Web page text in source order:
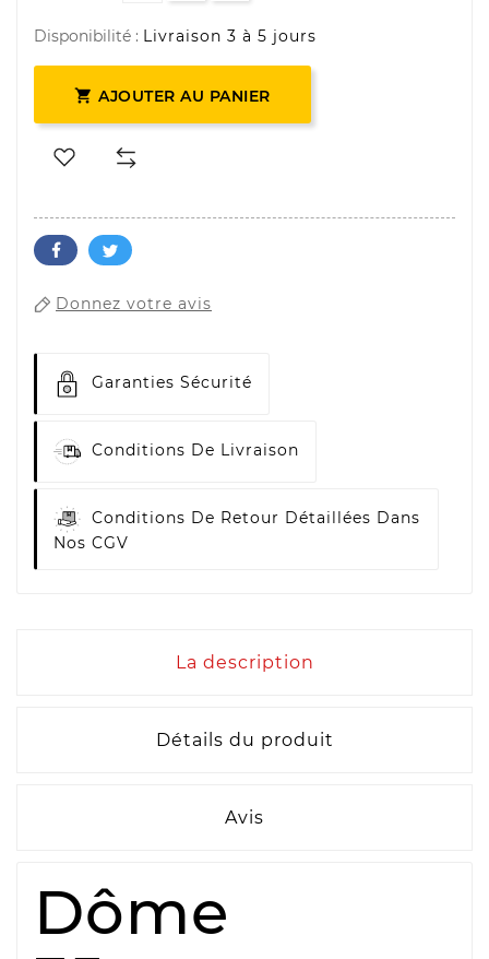
Disponibilité : Livraison 3 à 5 jours
 AJOUTER AU PANIER
Donnez votre avis
Garanties Sécurité
Conditions De Livraison
Conditions De Retour Détaillées Dans
Nos CGV
La description
Détails du produit
Avis
Dôme